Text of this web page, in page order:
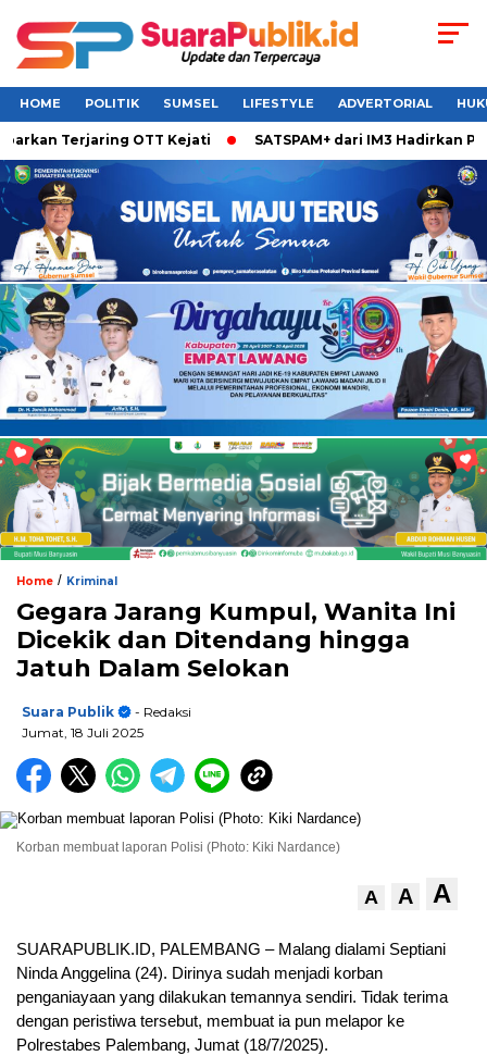
HOME POLITIK SUMSEL LIFESTYLE ADVERTORIAL
Terjaring OTT Kejati SATSPAM+ dari IM3 Hadirkan
Home / Kriminal
Gegara Jarang Kumpul, Wanita Ini
Dicekik dan Ditendang hingga
Jatuh Dalam Selokan
Suara Publik
- Redaksi
Jumat, 18 Juli 2025
Korban membuat laporan Polisi (Photo: Kiki Nardance)
A A A
SUARAPUBLIK.ID, PALEMBANG – Malang dialami Septiani
Ninda Anggelina (24). Dirinya sudah menjadi korban
penganiayaan yang dilakukan temannya sendiri. Tidak terima
dengan peristiwa tersebut, membuat ia pun melapor ke
Polrestabes Palembang, Jumat (18/7/2025).